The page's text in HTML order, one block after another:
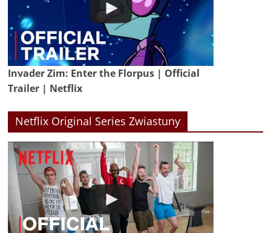
Invader Zim: Enter the Florpus | Official
Trailer | Netflix
Netflix Original Series Zwiastuny